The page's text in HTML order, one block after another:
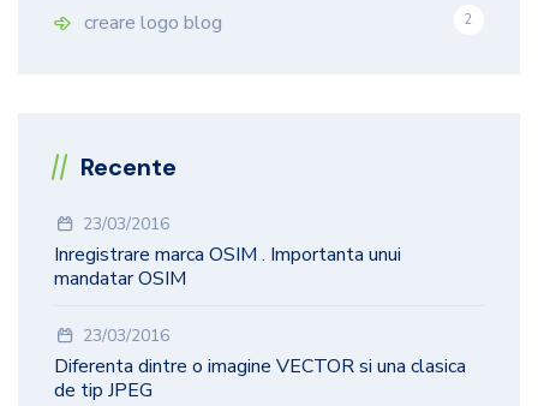
creare logo blog 2
Recente
23/03/2016
Inregistrare marca OSIM . Importanta unui
mandatar OSIM
23/03/2016
Diferenta dintre o imagine VECTOR si una clasica
de tip JPEG